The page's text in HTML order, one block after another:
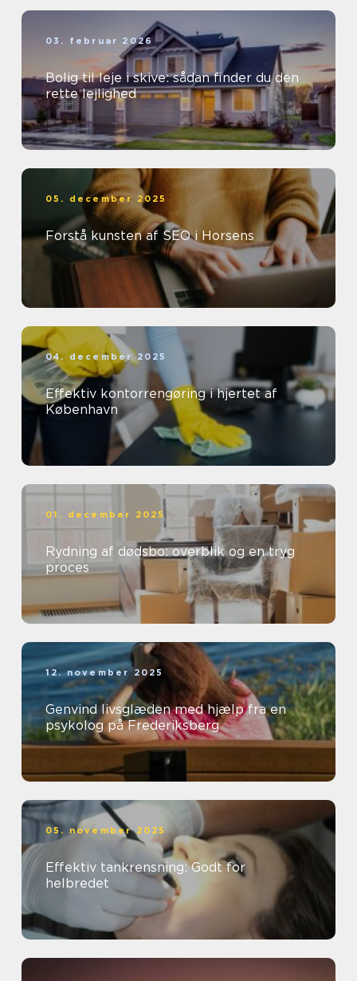
03. februar 2026
Bolig til leje i skive: sådan finder du den
rette lejlighed
05. december 2025
Forstå kunsten af SEO i Horsens
04. december 2025
Effektiv kontorrengøring i hjertet af
København
01. december 2025
Rydning af dødsbo: overblik og en tryg
proces
12. november 2025
Genvind livsglæden med hjælp fra en
psykolog på Frederiksberg
05. november 2025
Effektiv tankrensning: Godt for
helbredet